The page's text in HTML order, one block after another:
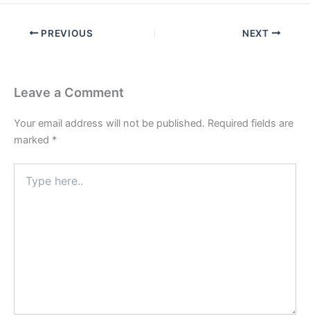
PREVIOUS NEXT
Leave a Comment
Your email address will not be published. Required fields are
marked *
here..